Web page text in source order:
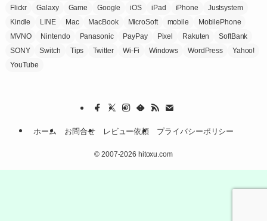
Flickr
Galaxy Game Google iOS iPad iPhone
Justsystem
Kindle
LINE Mac MacBook MicroSoft mobile
MobilePhone
MVNO
Nintendo Panasonic PayPay Pixel Rakuten
SoftBank
SONY
Switch Tips Twitter Wi-Fi Windows WordPress
Yahoo!
YouTube
ホーム お問合せ レビュー依頼 プライバシーポリシー
© 2007-2026 hitoxu.com